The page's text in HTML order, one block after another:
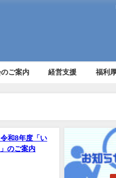
のご案内 経営支援 福利
和8年度「い
のご案内